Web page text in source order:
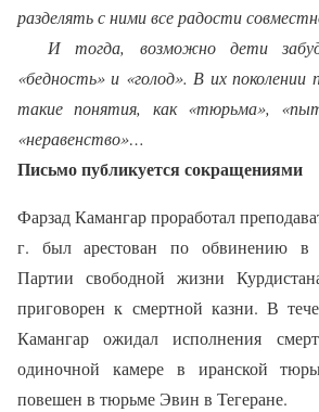
разделять с ними все радости
И тогда, возможно дети
«бедность» и «голод». В их поколении
такие понятия, как «тюрьма»,
«неравенство»…
Письмо публикуется сокращениями
Фарзад Камангар проработал
г. был арестован по обвинению в
Партии свободной жизни
приговорен к смертной казни. В
Камангар ожидал исполнения
одиночной камере в иранской
повешен в тюрьме Эвин в Тегеране.